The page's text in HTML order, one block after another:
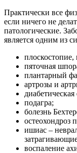
Практически все
если ничего не
патологические.
является одним из
пяточная
плантарный
артрозы и
диабетическая
подагра;
болезнь
остеохондроз
ишиас –
воспаление